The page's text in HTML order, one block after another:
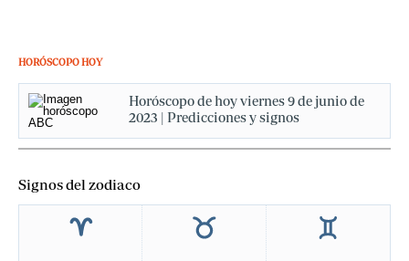
HORÓSCOPO HOY
Horóscopo de hoy viernes 9 de junio de
2023 | Predicciones y signos
Signos del zodiaco